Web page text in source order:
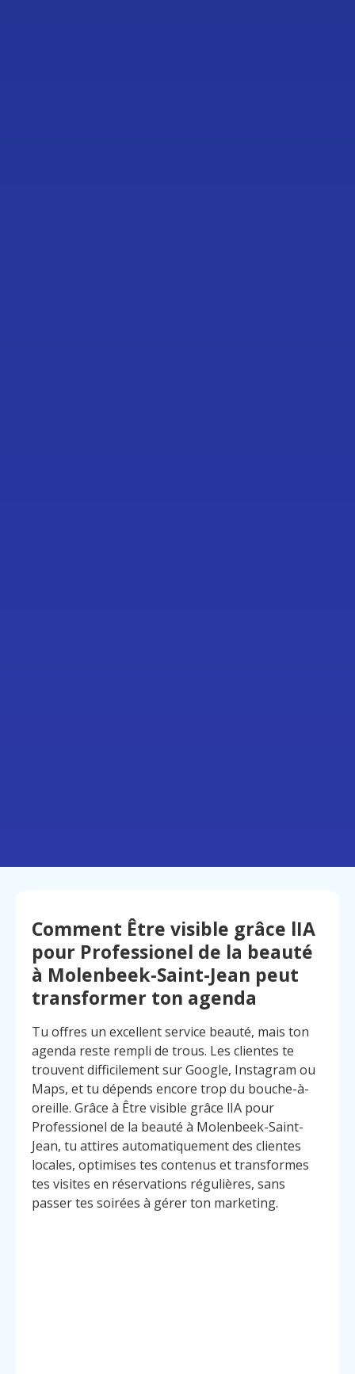
Comment Être visible grâce lIA
pour Professionel de la beauté
à Molenbeek-Saint-Jean peut
transformer ton agenda
Tu offres un excellent service beauté, mais ton
agenda reste rempli de trous. Les clientes te
trouvent difficilement sur Google, Instagram ou
Maps, et tu dépends encore trop du bouche-à-
oreille. Grâce à Être visible grâce lIA pour
Professionel de la beauté à Molenbeek-Saint-
Jean, tu attires automatiquement des clientes
locales, optimises tes contenus et transformes
tes visites en réservations régulières, sans
passer tes soirées à gérer ton marketing.